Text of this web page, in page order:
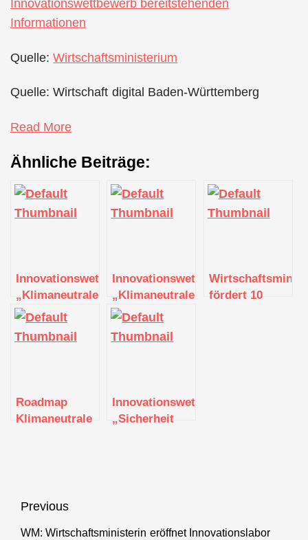
Innovationswettbewerb bereitstehenden
Informationen
Quelle:Wirtschaftsministerium
Quelle: Wirtschaft digital Baden-Württemberg
Read More
Ähnliche Beiträge:
Innovationswettbewerb
„Klimaneutrale
Produktion
Industrie 4.0-
Innovationswettbewerb
„Klimaneutrale
Produktion
Industrie 4.0-
fördert 10
Roadmap
Klimaneutrale
Innovationswettbewerb
„Sicherheit
Beitragsnavigation
Previous
Previous
WM: Wirtschaftsministerin eröffnet Innovationslabor